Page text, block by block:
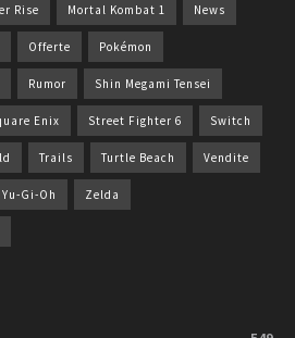
Rise Mortal Kombat 1 News
Offerte Pokémon
Rumor Shin Megami Tensei
Enix Street Fighter 6 Switch
Trails Turtle Beach Vendite
Yu-Gi-Oh Zelda